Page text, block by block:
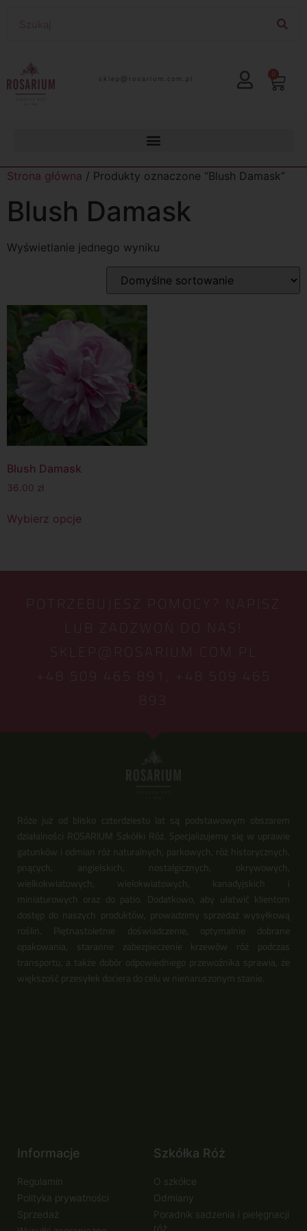
lp.moc.muirasor@pelks 0
Strona główna / Produkty oznaczone “Blush Damask”
Blush Damask
Wyświetlanie jednego wyniku
Blush Damask
36.00 zł
Wybierz opcje
POTRZEBUJESZ POMOCY? NAPISZ
LUB ZADZWOŃ DO NAS!
SKLEP@ROSARIUM.COM.PL
+48 509 465 891,
+48 509 465
893
Róże już od blisko czterdziestu lat są podstawowym obszarem
działalności ROSARIUM Szkółki Róż. Specjalizujemy się w uprawie
gatunków i odmian róż naturalnych, parkowych, róż historycznych,
pnących, angielskich, nostalgicznych, okrywowych,
wielkokwiatowych, wielokwiatowych, kanadyjskich i
miniaturowych oraz do patio. Dodatkowo, aby ułatwić klientom
dostęp do naszych produktów, prowadzimy sprzedaż wysyłkową
roślin. Piętnastoletnie doświadczenie, optymalnie dobrane
opakowania, staranne zabezpieczenie krzewów róż podczas
transportu, a także dobór odpowiedniego przewoźnika sprawia, że
większość przesyłek dociera do celu w nienaruszonym stanie.
Informacje
Regulamin
Polityka prywatności
Sprzedaż
Szkółka Róż
O szkółce
Odmiany
Poradnik sadzenia i pielęgnacji
róż